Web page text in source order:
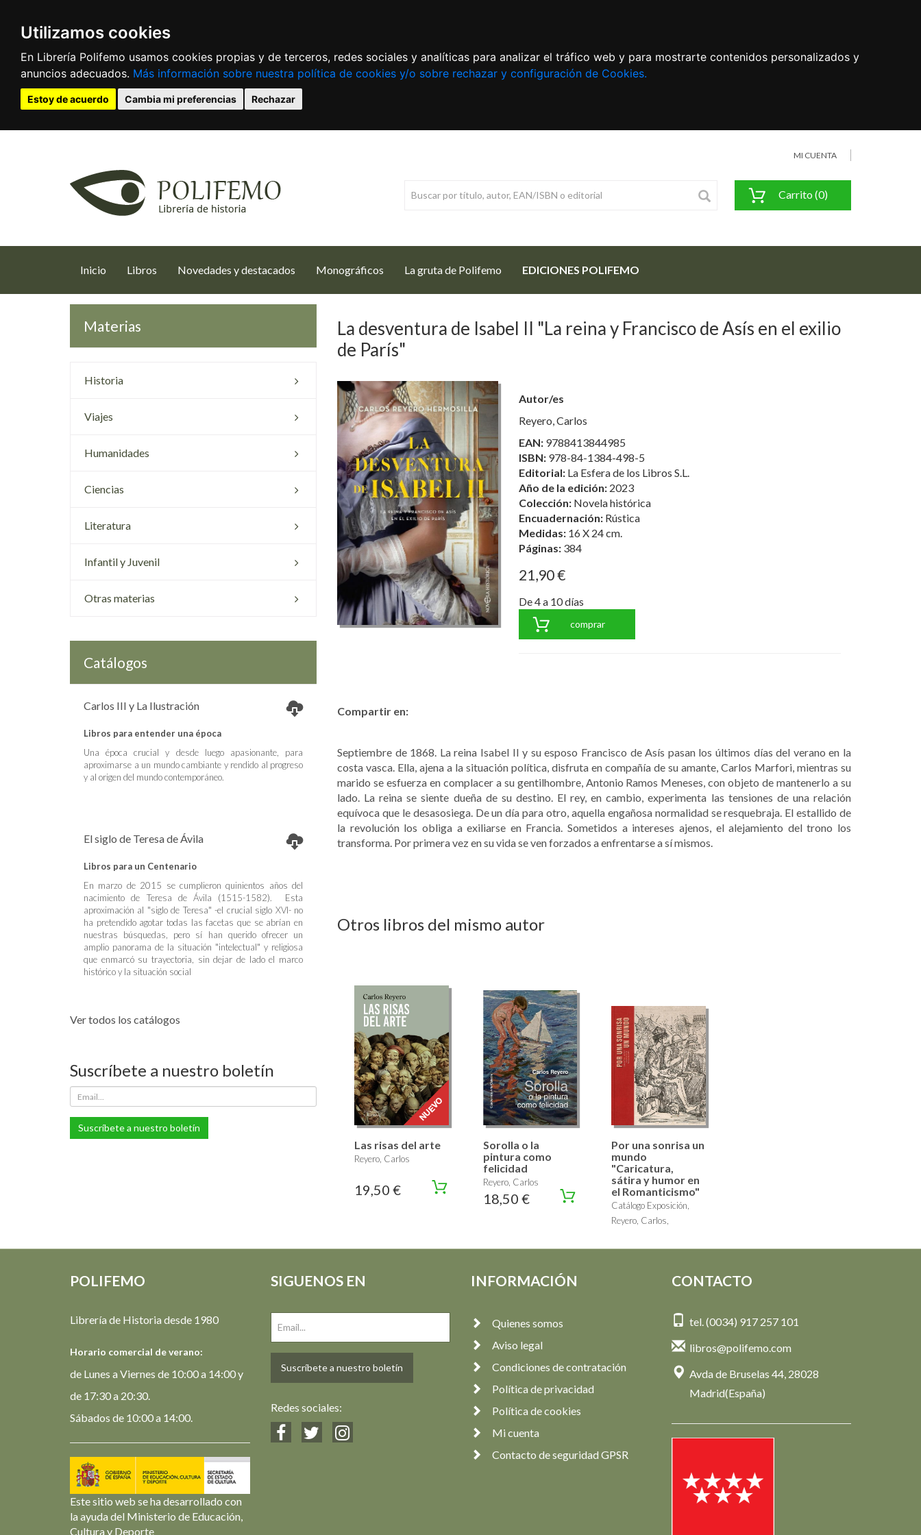
Utilizamos cookies
En Librería Polifemo usamos cookies propias y de terceros, redes sociales y analíticas para analizar el tráfico web y para mostrarte contenidos personalizados y
anuncios adecuados. Más información sobre nuestra política de cookies y/o sobre rechazar y configuración de Cookies.
Estoy de acuerdo Cambia mi preferencias Rechazar
MI CUENTA
Carrito (0)
Inicio (current)
Libros Novedades y destacados Monográficos La gruta de Polifemo EDICIONES POLIFEMO
Materias
Historia
Viajes
Humanidades
Ciencias
Literatura
Infantil y Juvenil
Otras materias
Catálogos
Carlos III y La Ilustración
Libros para entender una época
Una época crucial y desde luego apasionante, para
aproximarse a un mundo cambiante y rendido al progreso
y al origen del mundo contemporáneo.
El siglo de Teresa de Ávila
Libros para un Centenario
En marzo de 2015 se cumplieron quinientos años del
nacimiento de Teresa de Ávila (1515-1582). Esta
aproximación al "siglo de Teresa" -el crucial siglo XVI- no
ha pretendido agotar todas las facetas que se abrían en
nuestras búsquedas, pero sí han querido ofrecer un
amplio panorama de la situación "intelectual" y religiosa
que enmarcó su trayectoria, sin dejar de lado el marco
histórico y la situación social
Ver todos los catálogos
Suscríbete a nuestro boletín
Suscríbete a nuestro boletín
La desventura de Isabel II "La reina y Francisco de Asís en el exilio
de París"
Autor/es
Reyero, Carlos
EAN: 9788413844985
ISBN: 978-84-1384-498-5
Editorial: La Esfera de los Libros S.L.
Año de la edición: 2023
Colección: Novela histórica
Encuadernación: Rústica
Medidas: 16 X 24 cm.
Páginas: 384
21,90 €
De 4 a 10 días
comprar
Compartir en:
Septiembre de 1868. La reina Isabel II y su esposo Francisco de Asís pasan los últimos días del verano en la
costa vasca. Ella, ajena a la situación política, disfruta en compañía de su amante, Carlos Marfori, mientras su
marido se esfuerza en complacer a su gentilhombre, Antonio Ramos Meneses, con objeto de mantenerlo a su
lado. La reina se siente dueña de su destino. El rey, en cambio, experimenta las tensiones de una relación
equívoca que le desasosiega. De un día para otro, aquella engañosa normalidad se resquebraja. El estallido de
la revolución los obliga a exiliarse en Francia. Sometidos a intereses ajenos, el alejamiento del trono los
transforma. Por primera vez en su vida se ven forzados a enfrentarse a sí mismos.
Otros libros del mismo autor
Las risas del arte
Reyero, Carlos
19,50 €
Sorolla o la
pintura como
felicidad
Reyero, Carlos
18,50 €
Por una sonrisa un
mundo
"Caricatura,
sátira y humor en
el Romanticismo"
Catálogo Exposición,
Reyero, Carlos,
Mónica, Sánchez, Raquel
POLIFEMO
Librería de Historia desde 1980
Horario comercial de verano:
de Lunes a Viernes de 10:00 a 14:00 y
de 17:30 a 20:30.
Sábados de 10:00 a 14:00.
Este sitio web se ha desarrollado con
la ayuda del Ministerio de Educación,
Cultura y Deporte
SIGUENOS EN
Suscríbete a nuestro boletín
Redes sociales:
INFORMACIÓN
Quienes somos
Aviso legal
Condiciones de contratación
Política de privacidad
Política de cookies
Mi cuenta
Contacto de seguridad GPSR
CONTACTO
tel. (0034) 917 257 101
libros@polifemo.com
Avda de Bruselas 44, 28028
Madrid(España)